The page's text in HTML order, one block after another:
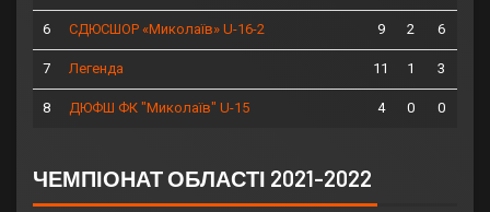
6 СДЮСШОР «Миколаїв» U-16-2 9 2 6
7 Легенда 11 1 3
8 ДЮФШ ФК "Миколаїв" U-15 4 0 0
ЧЕМПІОНАТ ОБЛАСТІ 2021-2022